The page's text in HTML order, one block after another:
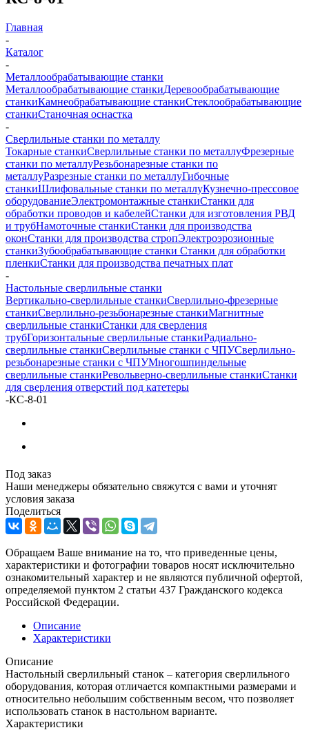
Главная
-
Каталог
-
Металлообрабатывающие станки
Металлообрабатывающие станкиДеревообрабатывающие
станкиКамнеобрабатывающие станкиСтеклообрабатывающие
станкиСтаночная оснастка
-
Сверлильные станки по металлу
Токарные станкиСверлильные станки по металлуФрезерные
станки по металлуРезьбонарезные станки по
металлуРазрезные станки по металлуГибочные
станкиШлифовальные станки по металлуКузнечно-прессовое
оборудованиеЭлектромонтажные станкиСтанки для
обработки проводов и кабелейСтанки для изготовления РВД
и трубНамоточные станкиСтанки для производства
оконСтанки для производства стропЭлектроэрозионные
станкиЗубообрабатывающие станки Станки для обработки
пленкиСтанки для производства печатных плат
-
Настольные сверлильные станки
Вертикально-сверлильные станкиСверлильно-фрезерные
станкиСверлильно-резьбонарезные станкиМагнитные
сверлильные станкиСтанки для сверления
трубГоризонтальные сверлильные станкиРадиально-
сверлильные станкиСверлильные станки с ЧПУСверлильно-
резьбонарезные станки с ЧПУМногошпиндельные
сверлильные станкиРевольверно-сверлильные станкиСтанки
для сверления отверстий под катетеры
-КС-8-01
Под заказ
Наши менеджеры обязательно свяжутся с вами и уточнят
условия заказа
Поделиться
Обращаем Ваше внимание на то, что приведенные цены,
характеристики и фотографии товаров носят исключительно
ознакомительный характер и не являются публичной офертой,
определяемой пунктом 2 статьи 437 Гражданского кодекса
Российской Федерации.
Описание
Характеристики
Описание
Настольный сверлильный станок – категория сверлильного
оборудования, которая отличается компактными размерами и
относительно небольшим собственным весом, что позволяет
использовать станок в настольном варианте.
Характеристики